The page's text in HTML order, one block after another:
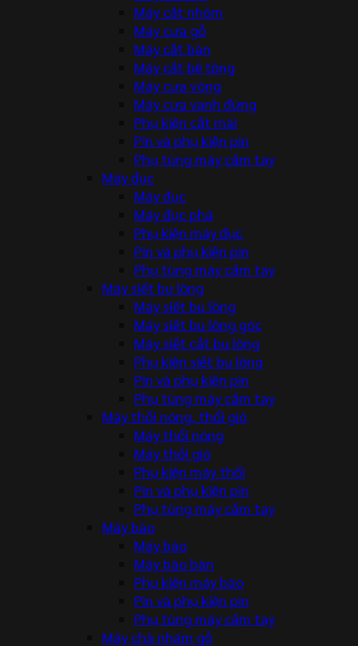
Máy cắt nhôm
Máy cưa gỗ
Máy cắt bàn
Máy cắt bê tông
Máy cưa vòng
Máy cưa vanh đứng
Phụ kiện cắt mài
Pin và phụ kiện pin
Phụ tùng máy cầm tay
Máy đục
Máy đục
Máy đục phá
Phụ kiện máy đục
Pin và phụ kiện pin
Phụ tùng máy cầm tay
Máy siết bu lông
Máy siết bu lông
Máy siết bu lông góc
Máy siết cắt bu lông
Phụ kiện siết bu lông
Pin và phụ kiện pin
Phụ tùng máy cầm tay
Máy thổi nóng, thổi gió
Máy thổi nóng
Máy thổi gió
Phụ kiện máy thổi
Pin và phụ kiện pin
Phụ tùng máy cầm tay
Máy bào
Máy bào
Máy bào bàn
Phụ kiện máy bào
Pin và phụ kiện pin
Phụ tùng máy cầm tay
Máy chà nhám gỗ